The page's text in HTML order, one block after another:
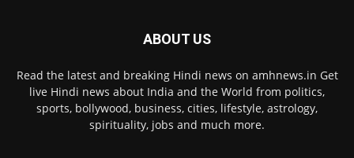
ABOUT US
Read the latest and breaking Hindi news on amhnews.in Get
live Hindi news about India and the World from politics,
sports, bollywood, business, cities, lifestyle, astrology,
spirituality, jobs and much more.